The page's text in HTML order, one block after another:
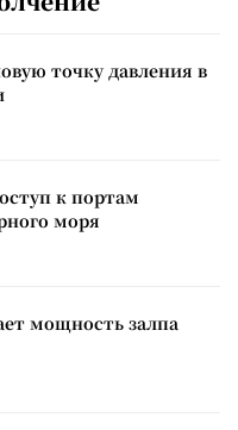
точку давления в
к портам
моря
мощность залпа